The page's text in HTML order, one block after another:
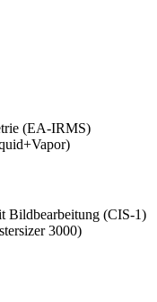
(EA-IRMS)
Bildbearbeitung (CIS-1)
3000)